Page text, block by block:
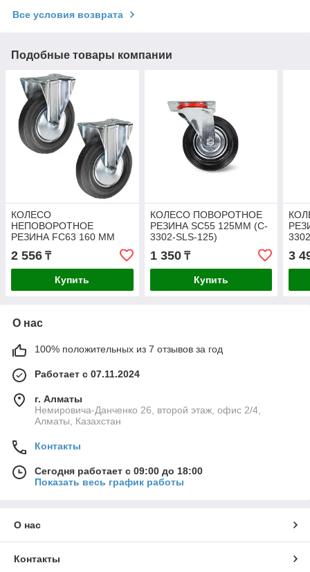
Все условия возврата
Подобные товары компании
КОЛЕСО
НЕПОВОРОТНОЕ
РЕЗИНА FC63 160 ММ
2 556 ₸
Купить
КОЛЕСО ПОВОРОТНОЕ
РЕЗИНА SC55 125ММ (C-
3302-SLS-125)
1 350₸
Купить
3
О нас
100% положительных из 7 отзывов за год
Работает с 07.11.2024
г. Алматы
Немировича-Данченко 26, второй этаж, офис 2/4,
Алматы, Казахстан
Контакты
Сегодня работает с 09:00 до 18:00
Показать весь график работы
О нас
Контакты